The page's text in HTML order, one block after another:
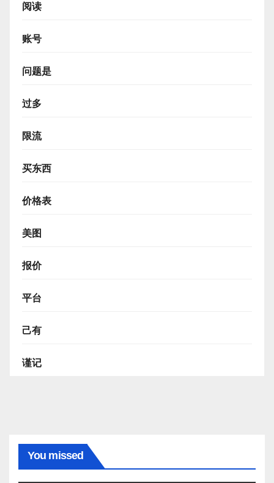
阅读
账号
问题是
过多
限流
买东西
价格表
美图
报价
平台
己有
谨记
You missed